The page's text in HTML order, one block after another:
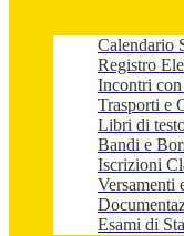
Calendario
Registro
Incontri
Trasporti e
Libri di
Bandi e
Iscrizioni
Versamenti
Esami di